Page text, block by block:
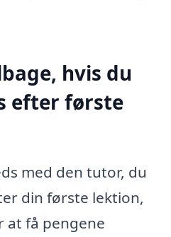
hvis du
efter første
med den tutor, du
din første lektion,
at få pengene